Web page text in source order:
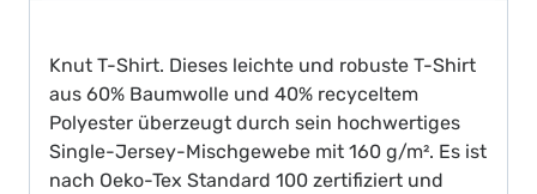
Knut T-Shirt. Dieses leichte und robuste T-Shirt
aus 60% Baumwolle und 40% recyceltem
Polyester überzeugt durch sein hochwertiges
Single-Jersey-Mischgewebe mit 160 g/m². Es ist
nach Oeko-Tex Standard 100 zertifiziert und